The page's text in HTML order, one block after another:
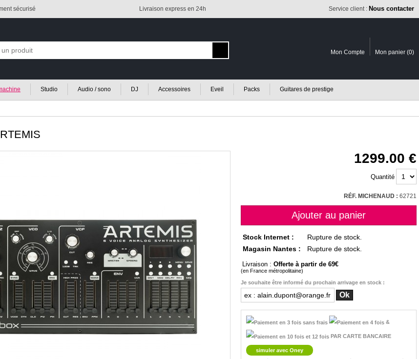
sécurisé Livraison express en 24h Service client : Nous contacter
Mon Compte Mon panier (0)
Studio Audio / sono DJ Accessoires Eveil Packs Guitares de prestige
1299.00
Quantité
RÉF. MICHENAUD : 62721
Stock Internet :
Rupture de stock.
Magasin Nantes :
Rupture de stock.
Livraison : Offerte à partir de 69
(en France métropolitaine)
Je souhaite être informé du prochain arrivage en stock :
&
PAR CARTE BANCAIRE
simuler avec Oney